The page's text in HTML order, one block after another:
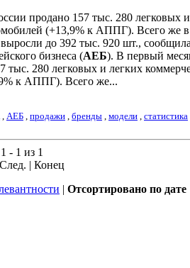
продано 157 тыс. 280 легковых
(+13,9% к АППГ). Всего же в
выросли до 392 тыс. 920 шт., сообщила
бизнеса (АЕБ). В первый
тыс. 280 легковых и легких
к АППГ). Всего же...
, АЕБ , продажи , бренды , модели , статистика
- 1 из 1
| Конец
| Отсортировано по дате